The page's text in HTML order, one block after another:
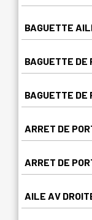
BAGUETTE
BAGUETTE DE
BAGUETTE DE
ARRET DE
ARRET DE
AILE AV